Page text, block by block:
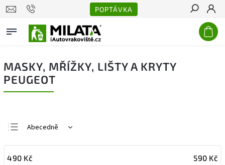
POPTÁVKA
Hledat
MASKY, MŘÍŽKY, LIŠTY A KRYTY
PEUGEOT
Abecedně
Nejdražší
490 Kč 590 Kč